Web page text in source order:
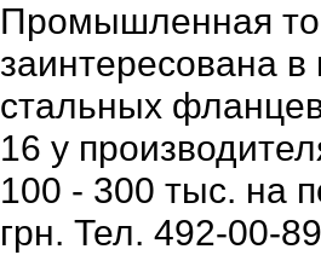
Промышленная
заинтересована
стальных
16 у
100 - 300 тыс. на
грн. Тел. 492-00-